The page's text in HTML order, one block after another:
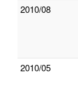
2010/08
2010/05